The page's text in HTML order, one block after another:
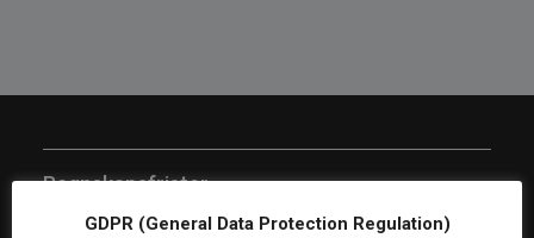
Regnskapsfrister
GDPR (General Data Protection Regulation)